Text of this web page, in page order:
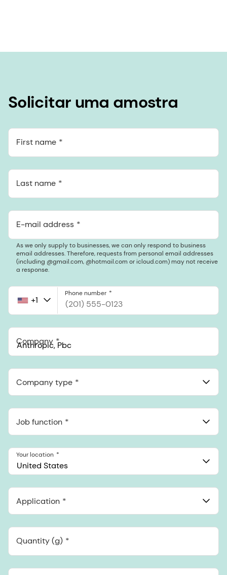
Solicitar uma amostra
First name
Last name
E-mail address
As we only supply to businesses, we can only respond to business
email addresses. Therefore, requests from personal email addresses
(including @gmail.com, @hotmail.com or icloud.com) may not receive
a response.
United
+1
Phone number
Company
548 Market St Pmb 90375, San Francisco, California, US
Company type
Job function
United States
Your location
Application
Quantity (g)